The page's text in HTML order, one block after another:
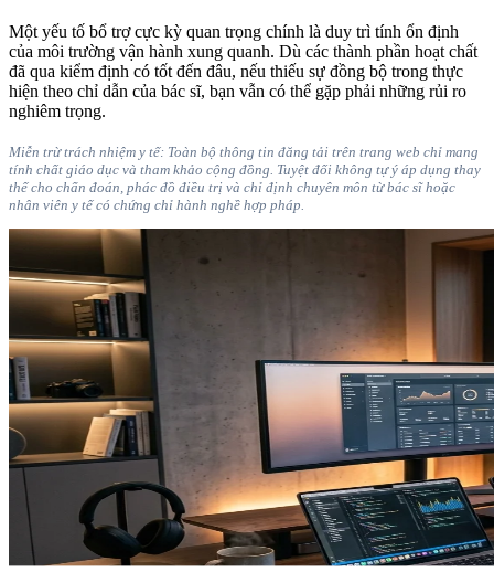
Một yếu tố bổ trợ cực kỳ quan trọng chính là duy trì tính ổn định
của môi trường vận hành xung quanh. Dù các thành phần hoạt chất
đã qua kiểm định có tốt đến đâu, nếu thiếu sự đồng bộ trong thực
hiện theo chỉ dẫn của bác sĩ, bạn vẫn có thể gặp phải những rủi ro
nghiêm trọng.
Miễn trừ trách nhiệm y tế: Toàn bộ thông tin đăng tải trên trang web chỉ mang
tính chất giáo dục và tham khảo cộng đồng. Tuyệt đối không tự ý áp dụng thay
thế cho chẩn đoán, phác đồ điều trị và chỉ định chuyên môn từ bác sĩ hoặc
nhân viên y tế có chứng chỉ hành nghề hợp pháp.